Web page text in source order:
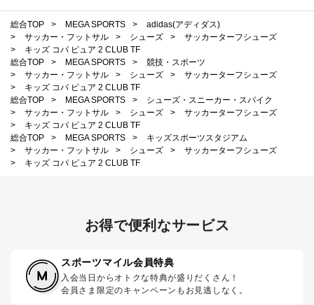
総合TOP > MEGA SPORTS >
adidas(アディダス)
>
サッカー・フットサル > シューズ >
サッカーターフシューズ
>
キッズ コパ ピュア 2 CLUB TF
総合TOP
> MEGA SPORTS >
競技・スポーツ
>
サッカー・フットサル > シューズ >
サッカーターフシューズ
>
キッズ コパ ピュア 2 CLUB TF
総合TOP
> MEGA SPORTS >
シューズ・スニーカー・スパイク
>
サッカー・フットサル > シューズ >
サッカーターフシューズ
>
キッズ コパ ピュア 2 CLUB TF
総合TOP
> MEGA SPORTS >
キッズスポーツスタジアム
>
サッカー・フットサル > シューズ >
サッカーターフシューズ
>
キッズ コパ ピュア 2 CLUB TF
お得で便利なサービス
スポーツマイル会員特典
入会当日からオトクな特典が盛りだくさん！
会員さま限定のキャンペーンもお見逃しなく。